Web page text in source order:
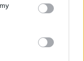
21-én jön a Portfolio
szakértőivel
lehetnek a
a részvény-,